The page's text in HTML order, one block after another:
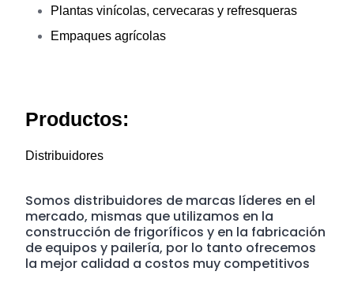
Plantas vinícolas, cervecaras y refresqueras
Empaques agrícolas
Productos:
Distribuidores
Somos distribuidores de marcas líderes en el
mercado, mismas que utilizamos en la
construcción de frigoríficos y en la fabricación
de equipos y pailería, por lo tanto ofrecemos
la mejor calidad a costos muy competitivos